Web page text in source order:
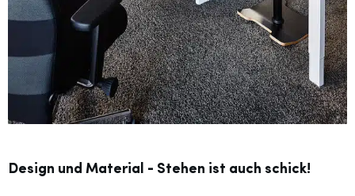
Design und Material - Stehen ist auch schick!